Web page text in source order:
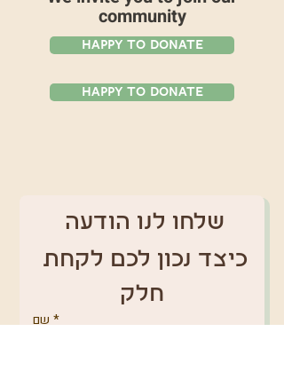
community
Happy To Donate
Happy To Donate
שלחו לנו הודעה
חלק
שם *